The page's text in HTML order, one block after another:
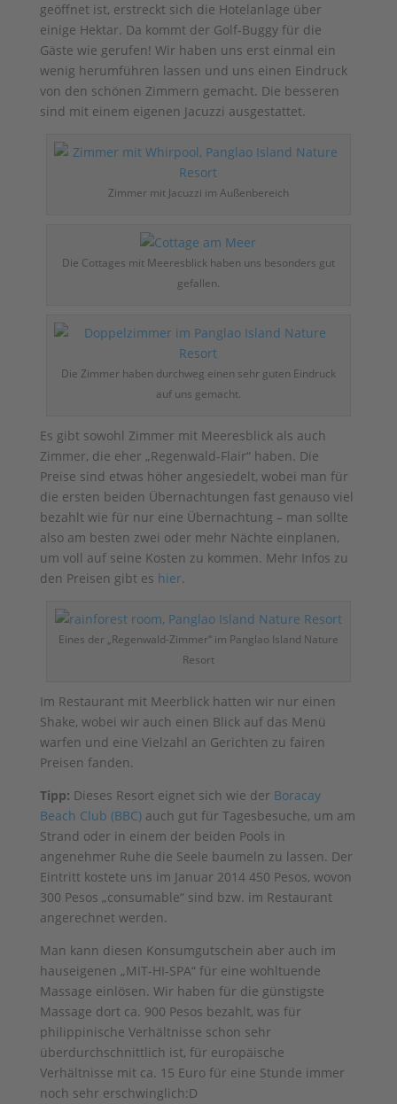
geöffnet ist, erstreckt sich die Hotelanlage über
einige Hektar. Da kommt der Golf-Buggy für die
Gäste wie gerufen! Wir haben uns erst einmal ein
wenig herumführen lassen und uns einen Eindruck
von den schönen Zimmern gemacht. Die besseren
sind mit einem eigenen Jacuzzi ausgestattet.
Zimmer mit Jacuzzi im Außenbereich
Die Cottages mit Meeresblick haben uns besonders gut
gefallen.
Die Zimmer haben durchweg einen sehr guten Eindruck
auf uns gemacht.
Es gibt sowohl Zimmer mit Meeresblick als auch
Zimmer, die eher „Regenwald-Flair“ haben. Die
Preise sind etwas höher angesiedelt, wobei man für
die ersten beiden Übernachtungen fast genauso viel
bezahlt wie für nur eine Übernachtung – man sollte
also am besten zwei oder mehr Nächte einplanen,
um voll auf seine Kosten zu kommen. Mehr Infos zu
den Preisen gibt es hier.
Eines der „Regenwald-Zimmer“ im Panglao Island Nature
Resort
Im Restaurant mit Meerblick hatten wir nur einen
Shake, wobei wir auch einen Blick auf das Menü
warfen und eine Vielzahl an Gerichten zu fairen
Preisen fanden.
Tipp: Dieses Resort eignet sich wie der Boracay
Beach Club (BBC)auch gut für Tagesbesuche, um am
Strand oder in einem der beiden Pools in
angenehmer Ruhe die Seele baumeln zu lassen. Der
Eintritt kostete uns im Januar 2014 450 Pesos, wovon
300 Pesos „consumable“ sind bzw. im Restaurant
angerechnet werden.
Man kann diesen Konsumgutschein aber auch im
hauseigenen „MIT-HI-SPA“ für eine wohltuende
Massage einlösen. Wir haben für die günstigste
Massage dort ca. 900 Pesos bezahlt, was für
philippinische Verhältnisse schon sehr
überdurchschnittlich ist, für europäische
Verhältnisse mit ca. 15 Euro für eine Stunde immer
noch sehr erschwinglich:D